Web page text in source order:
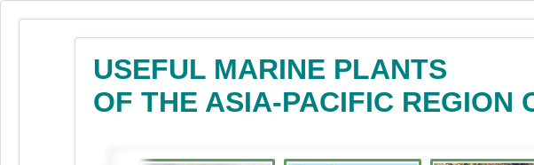
USEFUL MARINE PLANTS
OF THE ASIA-PACIFIC REGION